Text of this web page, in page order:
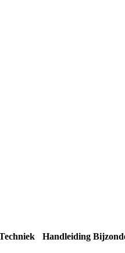
Handleiding